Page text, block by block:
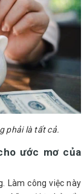
phải là tất cả.
ước mơ của
Làm công việc này